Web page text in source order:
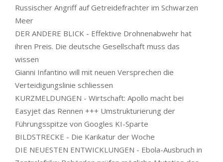
Russischer Angriff auf Getreidefrachter im Schwarzen
Meer
DER ANDERE BLICK - Effektive Drohnenabwehr hat
ihren Preis. Die deutsche Gesellschaft muss das
wissen
Gianni Infantino will mit neuen Versprechen die
Verteidigungslinie schliessen
KURZMELDUNGEN - Wirtschaft: Apollo macht bei
Easyjet das Rennen +++ Umstrukturierung der
Führungsspitze von Googles KI-Sparte
BILDSTRECKE - Die Karikatur der Woche
DIE NEUESTEN ENTWICKLUNGEN - Ebola-Ausbruch in